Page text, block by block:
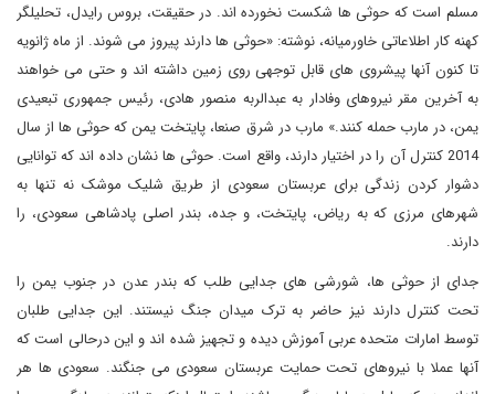
مسلم است که حوثی ها شکست نخورده اند. در حقیقت، بروس رایدل، تحلیلگر
کهنه‌ کار اطلاعاتی خاورمیانه، نوشته: «حوثی ها دارند پیروز می شوند. از ماه ژانویه
تا کنون آنها پیشروی ‌های قابل توجهی روی زمین داشته اند و حتی می خواهند
به آخرین مقر نیروهای وفادار به عبدالربه منصور هادی، رئیس جمهوری تبعیدی
یمن، در مارب حمله کنند.» مارب در شرق صنعا، پایتخت یمن که حوثی ها از سال
2014 کنترل آن را در اختیار دارند، واقع است. حوثی ها نشان داده اند که توانایی
دشوار کردن زندگی برای عربستان سعودی از طریق شلیک موشک نه تنها به
شهرهای مرزی که به ریاض، پایتخت، و جده، بندر اصلی پادشاهی سعودی، را
دارند.
جدای از حوثی ها، شورشی های جدایی طلب که بندر عدن در جنوب یمن را
تحت کنترل دارند نیز حاضر به ترک میدان جنگ نیستند. این جدایی طلبان
توسط امارات متحده عربی آموزش دیده و تجهیز شده اند و این درحالی است که
آنها عملا با نیروهای تحت حمایت عربستان سعودی می جنگند. سعودی‌ ها هر